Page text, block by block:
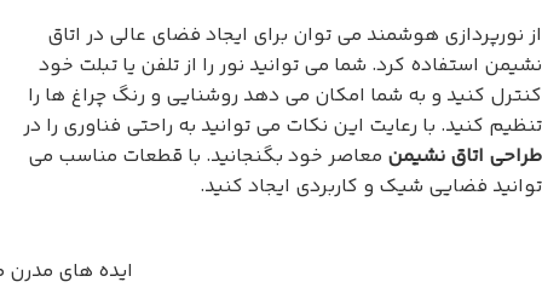
از نورپردازی هوشمند می توان برای ایجاد فضای عالی در اتاق
نشیمن استفاده کرد. شما می توانید نور را از تلفن یا تبلت خود
کنترل کنید و به شما امکان می دهد روشنایی و رنگ چراغ ها را
تنظیم کنید. با رعایت این نکات می توانید به راحتی فناوری را در
طراحی اتاق نشیمن معاصر خود بگنجانید. با قطعات مناسب می
توانید فضایی شیک و کاربردی ایجاد کنید.
ایده های مدرن